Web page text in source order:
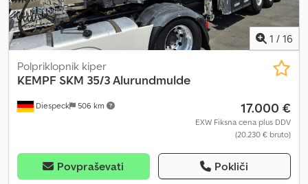
1 / 16
Diespeck 506 km
Polpriklopnik kiper
KEMPF SKM 35/3 Alurundmulde
17.000 €
EXW Fiksna cena plus DDV
(20.230 € bruto)
Povpraševati Pokliči